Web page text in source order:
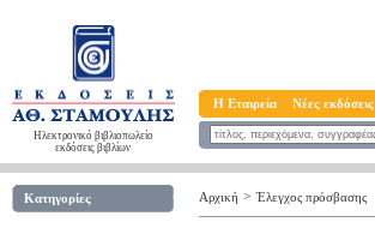
Ηλεκτρονικό βιβλιοπωλείο
εκδόσεις βιβλίων
Η Εταιρεία Νέες εκδόσεις
Κατηγορίες Αρχική > Έλεγχος πρόσβασης